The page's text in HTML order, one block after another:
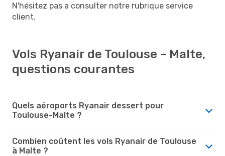
N'hésitez pas a consulter notre rubrique service
client.
Vols Ryanair de Toulouse - Malte,
questions courantes
Quels aéroports Ryanair dessert pour
Toulouse-Malte ?
Combien coûtent les vols Ryanair de Toulouse
à Malte ?